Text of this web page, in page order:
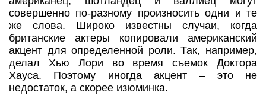
совершенно по-разному произносить одни и те
же слова. Широко известны случаи, когда
британские актеры копировали американский
акцент для определенной роли. Так, например,
делал Хью Лори во время съемок Доктора
Хауса. Поэтому иногда акцент – это не
недостаток, а скорее изюминка.